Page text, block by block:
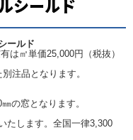
シールド
ールド
は㎡単価25,000円（税抜）
注品となります。
の窓となります。
たします。全国一律3,300